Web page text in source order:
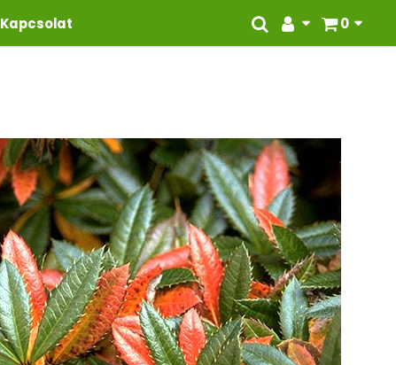
0
Kapcsolat